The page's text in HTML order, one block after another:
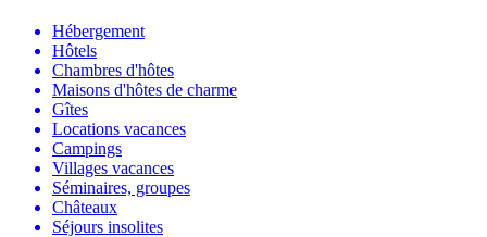
Hébergement
Hôtels
Chambres d'hôtes
Maisons d'hôtes de charme
Gîtes
Locations vacances
Campings
Villages vacances
Séminaires, groupes
Châteaux
Séjours insolites